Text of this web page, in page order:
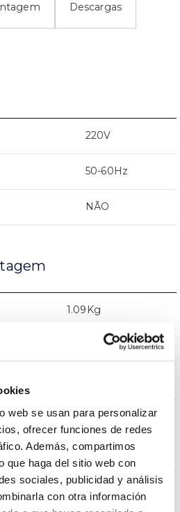
web se usan para personalizar
ofrecer funciones de redes
Además, compartimos
que haga del sitio web con
sociales, publicidad y análisis
con otra información
Descargas
220V
50-60Hz
NÃO
1.09Kg
1578x110x60mm
NÃO
Directa